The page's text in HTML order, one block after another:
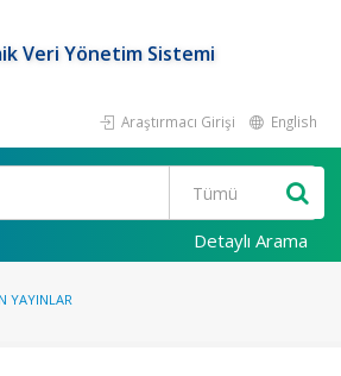
Veri Yönetim Sistemi
Araştırmacı Girişi English
Detaylı Arama
YAYINLAR